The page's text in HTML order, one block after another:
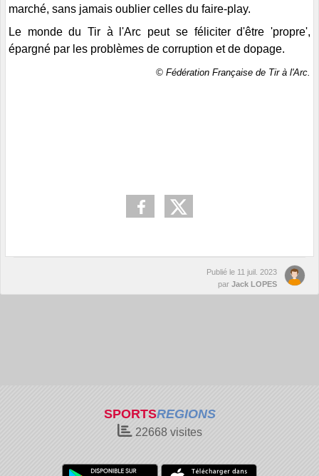
marché, sans jamais oublier celles du faire-play.
Le monde du Tir à l'Arc peut se féliciter d'être 'propre',
épargné par les problèmes de corruption et de dopage.
© Fédération Française de Tir à l'Arc.
Publié le 11 juil. 2023
par Jack LOPES
SPORTSREGIONS
22668visites